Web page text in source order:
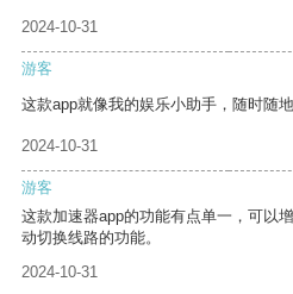
2024-10-31
游客
这款app就像我的娱乐小助手，随时随
2024-10-31
游客
这款加速器app的功能有点单一，可以
动切换线路的功能。
2024-10-31